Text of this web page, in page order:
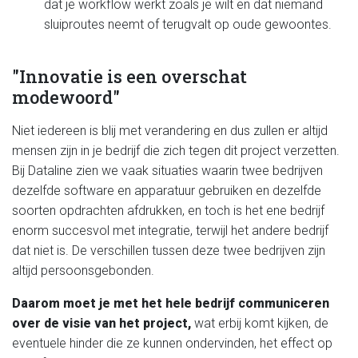
dat je workflow werkt zoals je wilt en dat niemand
sluiproutes neemt of terugvalt op oude gewoontes.
"Innovatie is een overschat
modewoord"
Niet iedereen is blij met verandering en dus zullen er altijd
mensen zijn in je bedrijf die zich tegen dit project verzetten.
Bij Dataline zien we vaak situaties waarin twee bedrijven
dezelfde software en apparatuur gebruiken en dezelfde
soorten opdrachten afdrukken, en toch is het ene bedrijf
enorm succesvol met integratie, terwijl het andere bedrijf
dat niet is. De verschillen tussen deze twee bedrijven zijn
altijd persoonsgebonden.
Daarom moet je met het hele bedrijf communiceren
over de visie van het project, wat erbij komt kijken, de
eventuele hinder die ze kunnen ondervinden, het effect op